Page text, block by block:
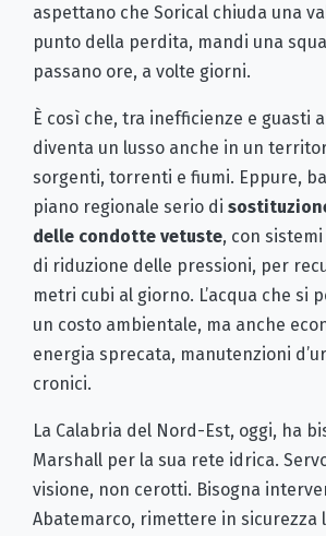
aspettano che Sorical chiuda una
punto della perdita, mandi una
passano ore, a volte giorni.
È così che, tra inefficienze e guasti
diventa un lusso anche in un
sorgenti, torrenti e fiumi. Eppure,
piano regionale serio di
delle condotte vetuste, con
di riduzione delle pressioni, per
metri cubi al giorno. L’acqua che si
un costo ambientale, ma anche
energia sprecata, manutenzioni
cronici.
La Calabria del Nord-Est, oggi, ha
Marshall per la sua rete idrica.
visione, non cerotti. Bisogna
Abatemarco, rimettere in sicurezza